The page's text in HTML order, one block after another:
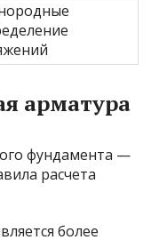
арматура
более